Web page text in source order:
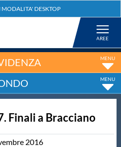
Finali a Bracciano
2016